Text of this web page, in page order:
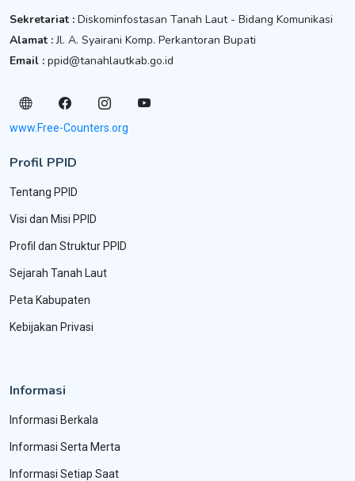
Sekretariat : Diskominfostasan Tanah Laut - Bidang Komunikasi
Alamat : Jl. A. Syairani Komp. Perkantoran Bupati
Email : ppid@tanahlautkab.go.id
www.Free-Counters.org
Profil PPID
Tentang PPID
Visi dan Misi PPID
Profil dan Struktur PPID
Sejarah Tanah Laut
Peta Kabupaten
Kebijakan Privasi
Informasi
Informasi Berkala
Informasi Serta Merta
Informasi Setiap Saat